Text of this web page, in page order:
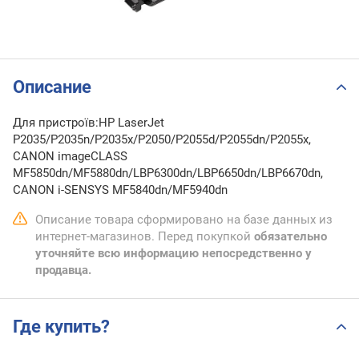
Описание
Для пристроїв:HP LaserJet
P2035/P2035n/P2035x/P2050/P2055d/P2055dn/P2055x,
CANON imageCLASS
MF5850dn/MF5880dn/LBP6300dn/LBP6650dn/LBP6670dn,
CANON i-SENSYS MF5840dn/MF5940dn
Описание товара сформировано на базе данных из
интернет-магазинов. Перед покупкой обязательно
уточняйте всю информацию непосредственно у
продавца.
Где купить?